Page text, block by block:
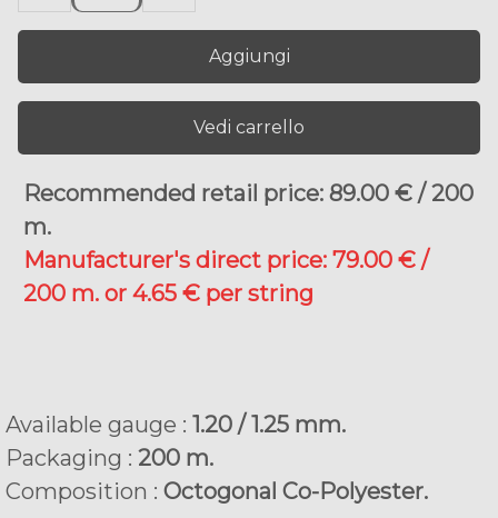
Aggiungi
Vedi carrello
Recommended retail price: 89.00 € / 200
m.
Manufacturer's direct price: 79.00 € /
200 m. or 4.65 € per string
Available gauge : 1.20 / 1.25 mm.
Packaging : 200 m.
Composition : Octogonal Co-Polyester.